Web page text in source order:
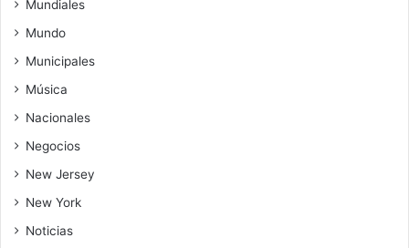
Mundiales
Mundo
Municipales
Música
Nacionales
Negocios
New Jersey
New York
Noticias